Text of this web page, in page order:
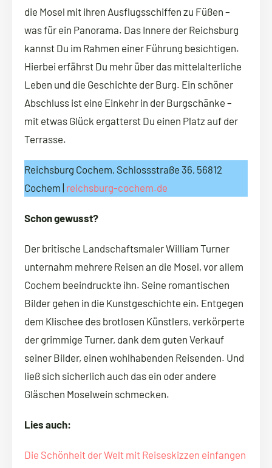
die Mosel mit ihren Ausflugsschiffen zu Füßen –
was für ein Panorama. Das Innere der Reichsburg
kannst Du im Rahmen einer Führung besichtigen.
Hierbei erfährst Du mehr über das mittelalterliche
Leben und die Geschichte der Burg. Ein schöner
Abschluss ist eine Einkehr in der Burgschänke –
mit etwas Glück ergatterst Du einen Platz auf der
Terrasse.
Reichsburg Cochem, Schlossstraße 36, 56812
Cochem | reichsburg-cochem.de
Schon gewusst?
Der britische Landschaftsmaler William Turner
unternahm mehrere Reisen an die Mosel, vor allem
Cochem beeindruckte ihn. Seine romantischen
Bilder gehen in die Kunstgeschichte ein. Entgegen
dem Klischee des brotlosen Künstlers, verkörperte
der grimmige Turner, dank dem guten Verkauf
seiner Bilder, einen wohlhabenden Reisenden. Und
ließ sich sicherlich auch das ein oder andere
Gläschen Moselwein schmecken.
Lies auch:
Die Schönheit der Welt mit Reiseskizzen einfangen